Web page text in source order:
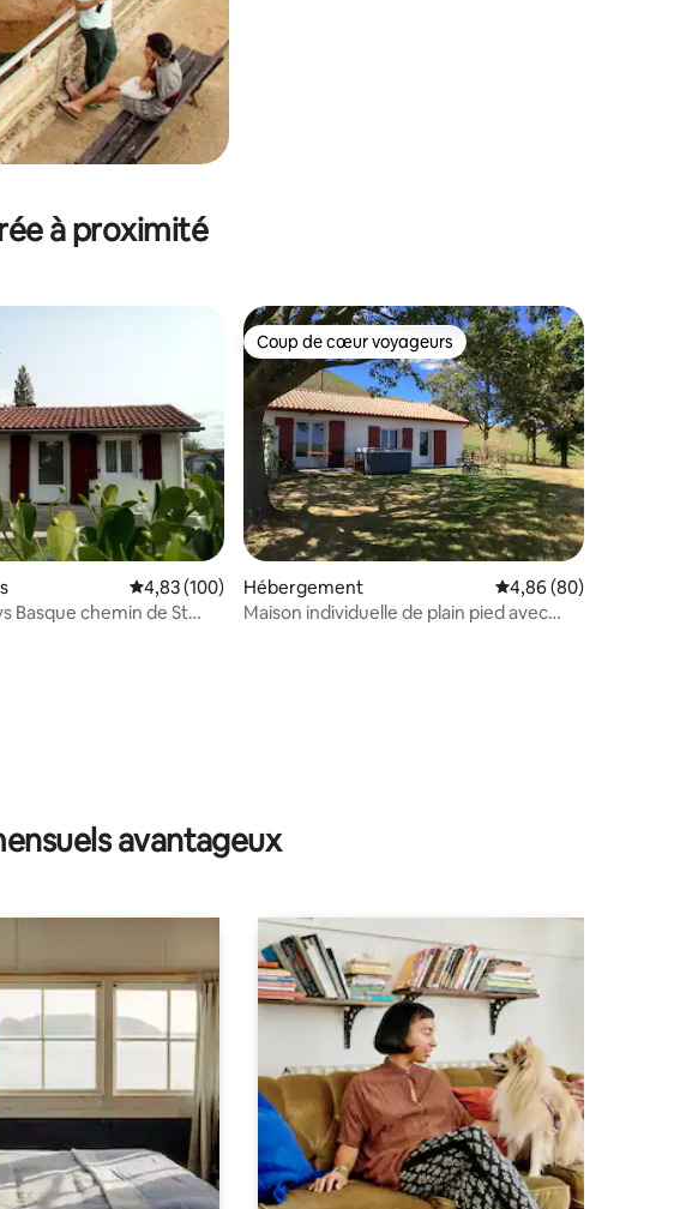
à proximité
de 20 commentaires : 4,75 sur 5
Évaluation moyenne sur la base de 100 commentaires : 4,83 sur 5
4,83 (100)
Basque chemin de St
Coup de cœur voyageurs
Coup de cœur voyageurs
Hébergement Évaluation moyenne
4,86 (80)
Maison individuelle de plain pied avec
avantageux